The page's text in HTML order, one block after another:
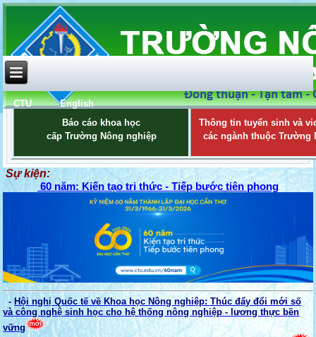
CTU
English
Báo cáo khoa học
cấp Trường Nông nghiệp
Thông tin tuyển sinh và
các ngành thuộc Trường
Sự kiện:
60 năm: Kiến tạo tri thức - Tiếp bước tiên phong
- Hội nghị Quốc tế về Khoa học Nông nghiệp: Thúc đẩy đổi mới số
và công nghệ sinh học cho hệ thống nông nghiệp - lương thực bền
vững